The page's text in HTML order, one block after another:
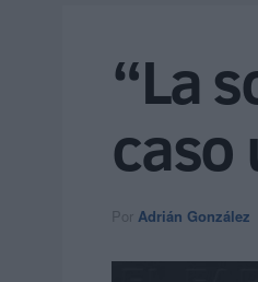
“La
caso
Por Adrián González